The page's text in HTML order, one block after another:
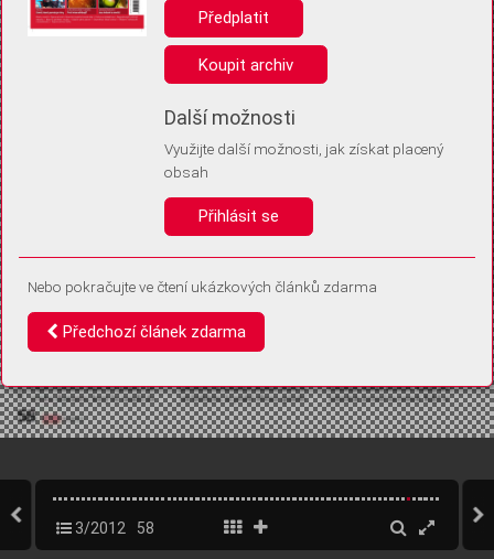
uložením volitelných informací:
Anonymní unikátní ID
Díky němu příště poznáme, že se jedná o stejné zařízení, a
Identifikátor je zcela anonymní.
Vaše souhlasy a odmítnutí si ukládáme do vašeho zařízení, abychom se
vás už příště znovu neptali. Můžete je kdykoli později upravit ve Správě
3/2012 58
Předplatit
Koupit archiv
Další možnosti
Využijte další možnosti, jak získat placený
obsah
Přihlásit se
Nebo pokračujte ve čtení ukázkových článků zdarma
Předchozí článek zdarma